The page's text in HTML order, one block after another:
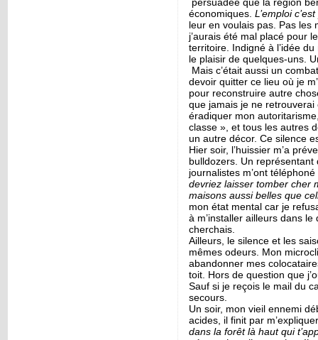
économiques. L’emploi
leur en voulais pas. Pas les
j’aurais été mal placé pour
territoire. Indigné à l’idée
le plaisir de quelques-uns.
Mais c’était aussi un
devoir quitter ce lieu où je
pour reconstruire autre
que jamais je ne retrouverai
éradiquer mon
classe », et tous les autres
un autre décor. Ce silence
Hier soir, l’huissier m’a
bulldozers. Un
journalistes m’ont
devriez laisser tomber cher
maisons aussi belles que
mon état mental car je
à m’installer ailleurs dans
cherchais.
Ailleurs, le silence et les
mêmes odeurs. Mon
abandonner mes
toit. Hors de question que
Sauf si je reçois le mail du
secours.
Un soir, mon vieil ennemi
acides, il finit par
dans la forêt là haut qui